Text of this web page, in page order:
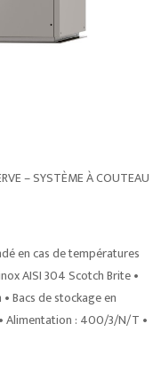
– SYSTÈME À COUTEAU
en cas de températures
AISI 304 Scotch Brite •
Bacs de stockage en
Alimentation : 400/3/N/T •